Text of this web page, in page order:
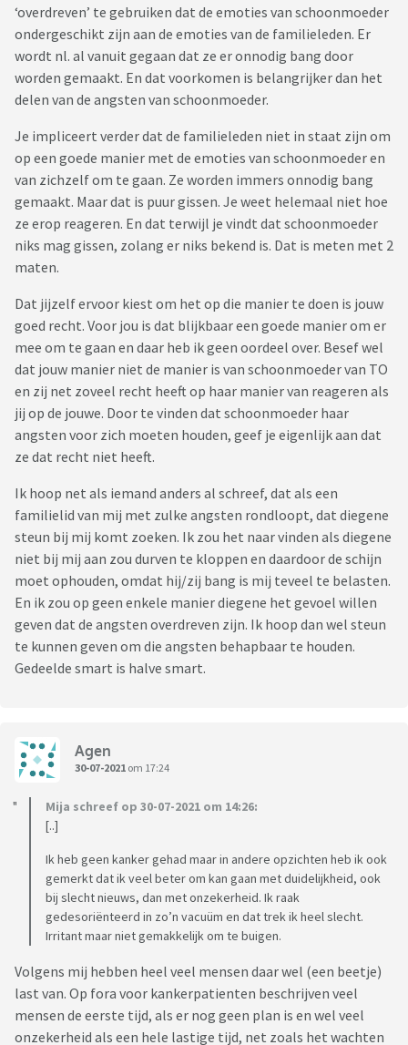
‘overdreven’ te gebruiken dat de emoties van schoonmoeder
ondergeschikt zijn aan de emoties van de familieleden. Er
wordt nl. al vanuit gegaan dat ze er onnodig bang door
worden gemaakt. En dat voorkomen is belangrijker dan het
delen van de angsten van schoonmoeder.
Je impliceert verder dat de familieleden niet in staat zijn om
op een goede manier met de emoties van schoonmoeder en
van zichzelf om te gaan. Ze worden immers onnodig bang
gemaakt. Maar dat is puur gissen. Je weet helemaal niet hoe
ze erop reageren. En dat terwijl je vindt dat schoonmoeder
niks mag gissen, zolang er niks bekend is. Dat is meten met 2
maten.
Dat jijzelf ervoor kiest om het op die manier te doen is jouw
goed recht. Voor jou is dat blijkbaar een goede manier om er
mee om te gaan en daar heb ik geen oordeel over. Besef wel
dat jouw manier niet de manier is van schoonmoeder van TO
en zij net zoveel recht heeft op haar manier van reageren als
jij op de jouwe. Door te vinden dat schoonmoeder haar
angsten voor zich moeten houden, geef je eigenlijk aan dat
ze dat recht niet heeft.
Ik hoop net als iemand anders al schreef, dat als een
familielid van mij met zulke angsten rondloopt, dat diegene
steun bij mij komt zoeken. Ik zou het naar vinden als diegene
niet bij mij aan zou durven te kloppen en daardoor de schijn
moet ophouden, omdat hij/zij bang is mij teveel te belasten.
En ik zou op geen enkele manier diegene het gevoel willen
geven dat de angsten overdreven zijn. Ik hoop dan wel steun
te kunnen geven om die angsten behapbaar te houden.
Gedeelde smart is halve smart.
Agen
30-07-2021 om 17:24
Mija schreef op 30-07-2021 om 14:26:
[..]
Ik heb geen kanker gehad maar in andere opzichten heb ik ook
gemerkt dat ik veel beter om kan gaan met duidelijkheid, ook
bij slecht nieuws, dan met onzekerheid. Ik raak
gedesoriënteerd in zo’n vacuüm en dat trek ik heel slecht.
Irritant maar niet gemakkelijk om te buigen.
Volgens mij hebben heel veel mensen daar wel (een beetje)
last van. Op fora voor kankerpatienten beschrijven veel
mensen de eerste tijd, als er nog geen plan is en wel veel
onzekerheid als een hele lastige tijd, net zoals het wachten